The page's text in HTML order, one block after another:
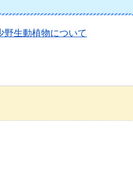
野生動植物について